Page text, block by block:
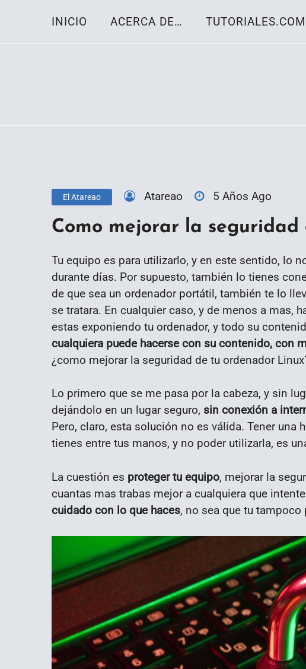
INICIO ACERCA DE… TUTORIALES.COM
El Atareao Atareao 5 Años Ago
Como mejorar la
Tu equipo es para utilizarlo, y en este sentido, lo
durante días. Por supuesto, también lo tienes
de que sea un ordenador portátil, también te lo
se tratara. En cualquier caso, y de menos a mas,
estas exponiendo tu ordenador, y todo su
cualquiera puede hacerse con su contenido, con
¿como mejorar la seguridad de tu ordenador
Lo primero que se me pasa por la cabeza, y sin
dejándolo en un lugar seguro, sin conexión a
Pero, claro, esta solución no es válida. Tener una
tienes entre tus manos, y no poder utilizarla, es
La cuestión es proteger tu equipo, mejorar la
cuantas mas trabas mejor a cualquiera que
cuidado con lo que haces, no sea que tu tampoco